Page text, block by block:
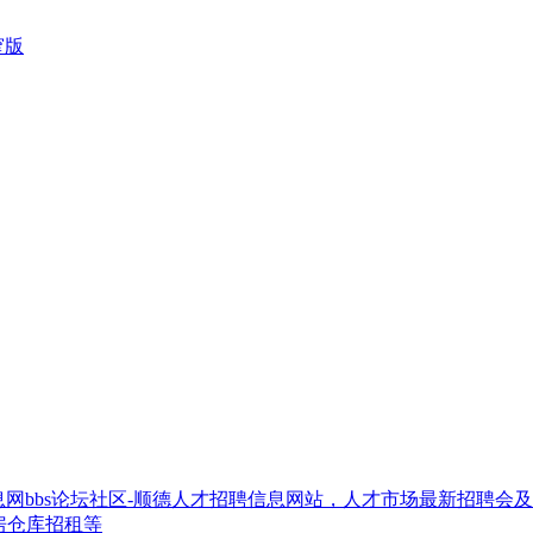
bbs论坛社区-顺德人才招聘信息网站，人才市场最新招聘会
仓库招租等